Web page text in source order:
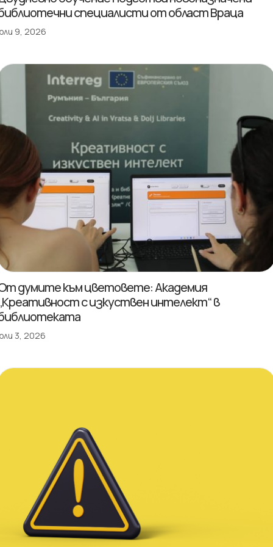
специалисти от област Враца
9, 2026
думите към цветовете: Академия
с изкуствен интелект“ в
3, 2026